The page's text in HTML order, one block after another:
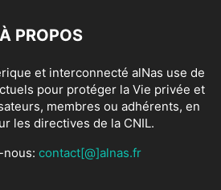
À PROPOS
et interconnecté alNas use de
pour protéger la Vie privée et
membres ou adhérents, en
les directives de la CNIL.
nous: contact[@]alnas.fr